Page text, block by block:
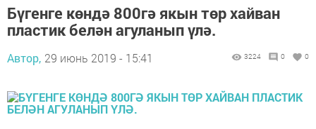
Бүгенге көндә 800гә якын төр хайван
пластик белән агуланып үлә.
Автор, 29 июнь 2019 - 15:41 3224 0 0